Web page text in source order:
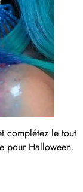
complétez le tout
pour Halloween.